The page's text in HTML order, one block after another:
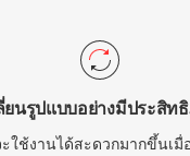
ยนรูปแบบอย่างมีประสิท
ใช้งานได้สะดวกมากขึ้นเมื่